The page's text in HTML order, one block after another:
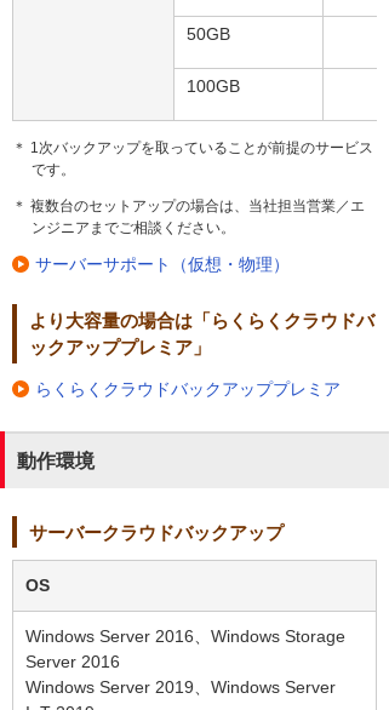
50GB
100GB
＊ 1次バックアップを取っていることが前提のサービス
です。
＊ 複数台のセットアップの場合は、当社担当営業／エ
ンジニアまでご相談ください。
サーバーサポート（仮想・物理）
より大容量の場合は「らくらくクラウドバ
ックアッププレミア」
らくらくクラウドバックアッププレミア
動作環境
サーバークラウドバックアップ
OS
Windows Server 2016、Windows Storage
Server 2016
Windows Server 2019、Windows Server